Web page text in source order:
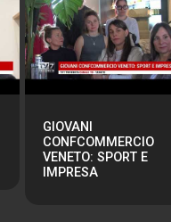
GIOVANI
CONFCOMMERCIO
VENETO: SPORT E
IMPRESA